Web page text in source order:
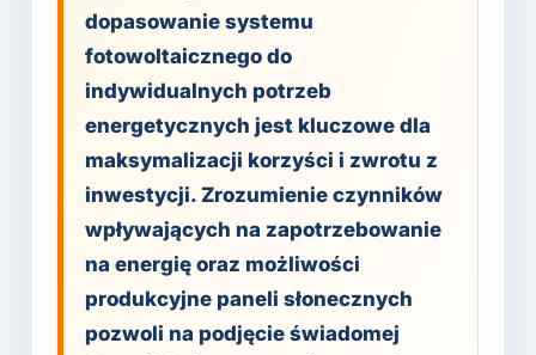
dopasowanie systemu
fotowoltaicznego do
indywidualnych potrzeb
energetycznych jest kluczowe dla
maksymalizacji korzyści i zwrotu z
inwestycji. Zrozumienie czynników
wpływających na zapotrzebowanie
na energię oraz możliwości
produkcyjne paneli słonecznych
pozwoli na podjęcie świadomej